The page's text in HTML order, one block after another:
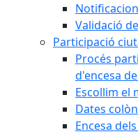
Validació
Participació
Procés
d'encesa
Escollim el
Dates
Encesa